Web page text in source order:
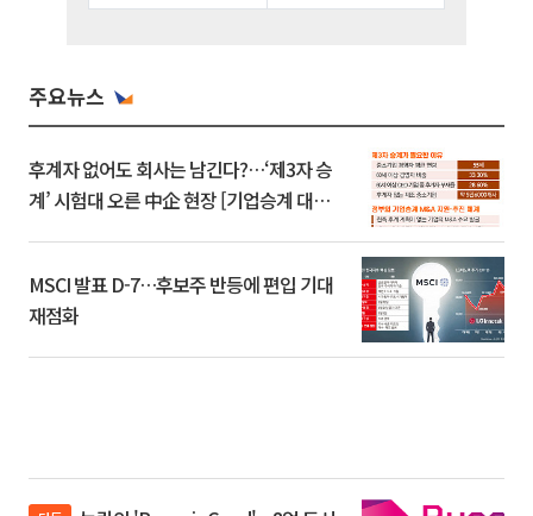
주요뉴스
후계자 없어도 회사는 남긴다?…‘제3자 승
계’ 시험대 오른 中企 현장 [기업승계 대전
MSCI 발표 D-7…후보주 반등에 편입 기대
재점화